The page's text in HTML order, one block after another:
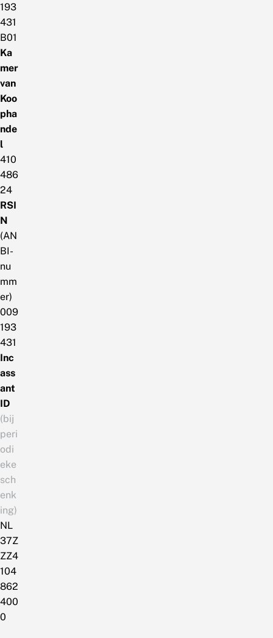
193
431
B01
Ka
mer
van
Koo
pha
nde
l
410
486
24
RSI
N
(AN
BI-
nu
mm
er)
009
193
431
Inc
ass
ant
ID
(bij
peri
odi
eke
sch
enk
ing)
NL
37Z
ZZ4
104
862
400
0